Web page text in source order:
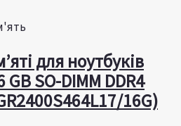
для ноутбуків
SO-DIMM DDR4
16G)